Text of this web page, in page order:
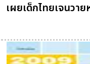
เผยเด็กไทยเจนวา